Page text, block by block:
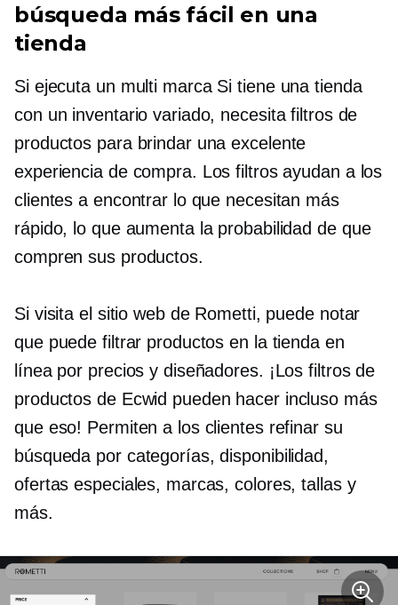
búsqueda más fácil en una
tienda
Si ejecuta un multi marcaSi tiene una tienda
con un inventario variado, necesita filtros de
productos para brindar una excelente
experiencia de compra. Los filtros ayudan a los
clientes a encontrar lo que necesitan más
rápido, lo que aumenta la probabilidad de que
compren sus productos.
Si visita el sitio web de Rometti, puede notar
que puede filtrar productos en la tienda en
línea por precios y diseñadores. ¡Los filtros de
productos de Ecwid pueden hacer incluso más
que eso! Permiten a los clientes refinar su
búsqueda por categorías, disponibilidad,
ofertas especiales, marcas, colores, tallas y
más.